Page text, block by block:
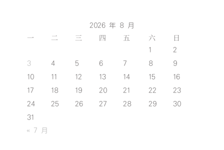
2026 年 8 月
一 二 三 四 五 六 日
1
2
3
4 5 6 7 8
9
10
11 12 13 14 15
16
17
18 19 20 21 22
23
24
25 26 27 28 29
30
31
« 7 月